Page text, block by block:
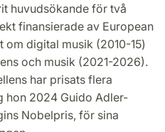
huvudsökande för två
finansierade av European
om digital musik (2010-15)
och musik (2021-2026).
har prisats flera
hon 2024 Guido Adler-
Nobelpris, för sina